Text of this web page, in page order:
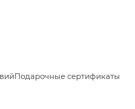
Подарочные сертификаты